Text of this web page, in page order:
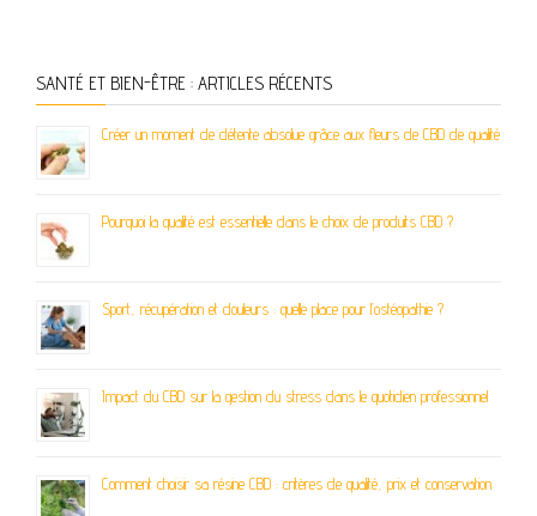
SANTÉ ET BIEN-ÊTRE : ARTICLES RÉCENTS
Créer un moment de détente absolue grâce aux fleurs de CBD de qualité
Pourquoi la qualité est essentielle dans le choix de produits CBD ?
Sport, récupération et douleurs : quelle place pour l’ostéopathie ?
Impact du CBD sur la gestion du stress dans le quotidien professionnel
Comment choisir sa résine CBD : critères de qualité, prix et conservation